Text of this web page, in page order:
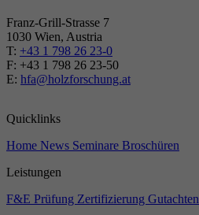
Franz-Grill-Strasse 7
1030 Wien, Austria
T: +43 1 798 26 23-0
​​F: +43 1 798 26 23-50
E: hfa@holzforschung.at
Quicklinks
Home News Seminare Broschüren
Leistungen
F&E Prüfung Zertifizierung Gutachten